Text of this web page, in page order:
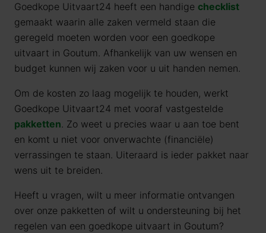
Goedkope Uitvaart24 heeft een handige checklist
gemaakt waarin alle zaken vermeld staan die
geregeld moeten worden voor een goedkope
uitvaart in Goutum. Afhankelijk van uw wensen en
budget kunnen wij zaken voor u uit handen nemen.
Om de kosten zo laag mogelijk te houden, werkt
Goedkope Uitvaart24 met vooraf vastgestelde
pakketten. Zo weet u precies waar u aan toe bent
en komt u niet voor onverwachte (financiële)
verrassingen te staan. Uiteraard is ieder pakket naar
wens uit te breiden.
Heeft u vragen, wilt u meer informatie ontvangen
over onze pakketten of wilt u ondersteuning bij het
regelen van een goedkope uitvaart in Goutum?